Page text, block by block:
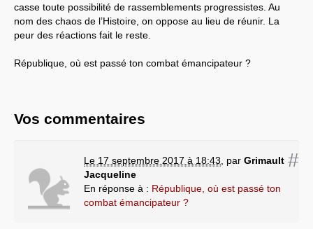
casse toute possibilité de rassemblements progressistes. Au
nom des chaos de l’Histoire, on oppose au lieu de réunir. La
peur des réactions fait le reste.
République, où est passé ton combat émancipateur ?
Vos commentaires
#
Le 17 septembre 2017 à 18:43 par Grimault
Jacqueline
En réponse à : République, où est passé ton
combat émancipateur ?